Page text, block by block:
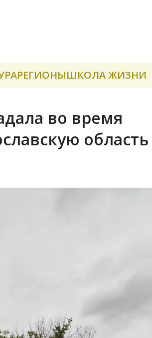
РЕГИОНЫШКОЛА ЖИЗНИ
во время
область